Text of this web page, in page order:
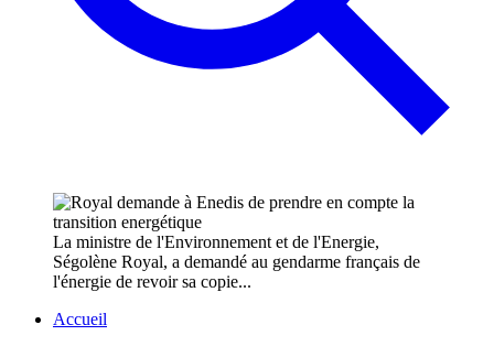
La ministre de l'Environnement et de l'Energie,
Ségolène Royal, a demandé au gendarme français de
l'énergie de revoir sa copie...
Accueil